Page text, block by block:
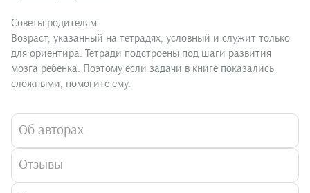
Советы родителям
Возраст, указанный на тетрадях, условный и служит только
для ориентира. Тетради подстроены под шаги развития
мозга ребенка. Поэтому если задачи в книге показались
сложными, помогите ему.
Об авторах
Отзывы